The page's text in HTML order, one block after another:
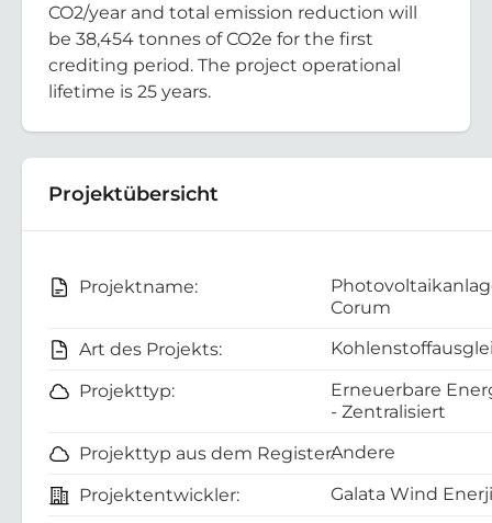
CO2/year and total emission reduction will
be 38,454 tonnes of CO2e for the first
crediting period. The project operational
lifetime is 25 years.
Projektübersicht
Projektname:
Corum
Art des Projekts:
Projekttyp:
Erneuerbare
- Zentralisiert
Projekttyp aus dem Register:Andere
Projektentwickler: Galata Wind Enerji